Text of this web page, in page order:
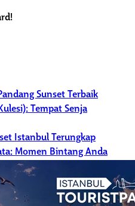
Sunset Terbaik
Tempat Senja
Istanbul Terungkap
Momen Bintang Anda